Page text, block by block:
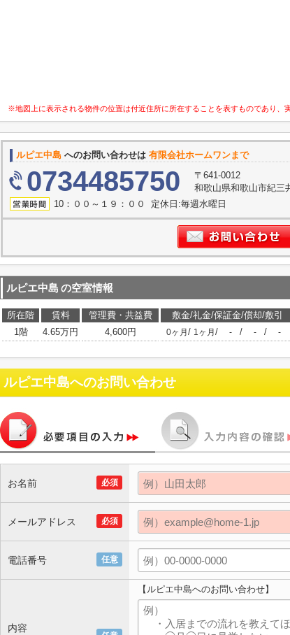
※地図上に表示される物件の位置は付近住所に所在することを表すものであり、
ルピエ中島 へのお問い合わせは 有限会社ホームワンまで
0734485750
〒641-0012
和歌山県和歌山市紀三
10：００～１９：００ 定休日:毎週水曜日
ルピエ中島 の空室情報
所在階 賃料 管理費・共益費 敷金/礼金/保証金/償却/敷引
1階
4.65万円 4,600円 0ヶ月 / 1ヶ月 / - / - / -
ルピエ中島へのお問い合わせ
必須
お名前
必須
メールアドレス
任意
電話番号
内容
【ルピエ中島へのお問い合わせ】